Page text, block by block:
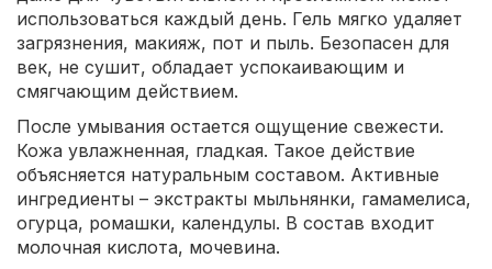
использоваться каждый день. Гель мягко удаляет
загрязнения, макияж, пот и пыль. Безопасен для
век, не сушит, обладает успокаивающим и
смягчающим действием.
После умывания остается ощущение свежести.
Кожа увлажненная, гладкая. Такое действие
объясняется натуральным составом. Активные
ингредиенты – экстракты мыльнянки, гамамелиса,
огурца, ромашки, календулы. В состав входит
молочная кислота, мочевина.